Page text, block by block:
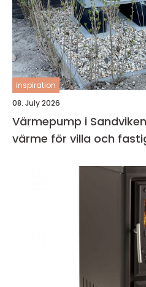
inspiration
08. July 2026
Värmepump i
värme för villa och